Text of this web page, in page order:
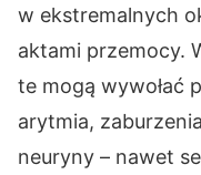
w ekstremalnych
aktami przemocy.
te mogą wywołać
arytmia,
neuryny – nawet